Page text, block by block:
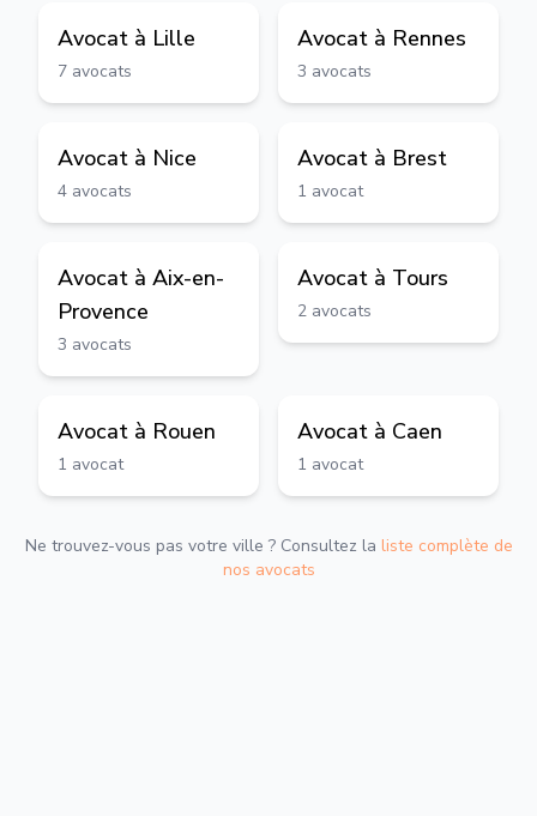
Avocat à Lille
7 avocats
Avocat à Rennes
3 avocats
Avocat à Nice
4 avocats
Avocat à Brest
1 avocat
Avocat à Aix-en-
Provence
3 avocats
Avocat à Tours
2 avocats
Avocat à Rouen
1 avocat
Avocat à Caen
1 avocat
Ne trouvez-vous pas votre ville ? Consultez la liste complète de
nos avocats